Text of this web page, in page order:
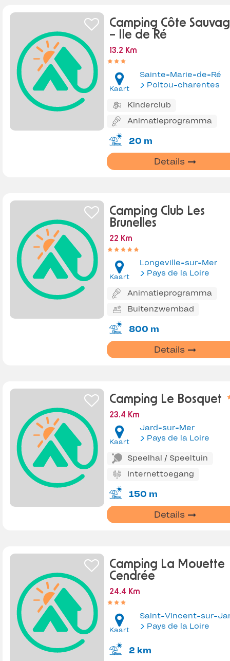
Camping Côte
– Ile de Ré
13.2 Km
Kaart
Sainte-Marie-de-Ré
Poitou-charentes
Kinderclub
Animatieprogramma
20 m
Details
Camping Club Les
Brunelles
22 Km
Kaart
Longeville-sur-Mer
Pays de la Loire
Animatieprogramma
Buitenzwembad
800 m
Details
Camping Le Bosquet
23.4 Km
Kaart
Jard-sur-Mer
Pays de la Loire
Speelhal / Speeltuin
Internettoegang
150 m
Details
Camping La Mouette
Cendrée
24.4 Km
Kaart
Saint-Vincent-sur-
Pays de la Loire
2 km